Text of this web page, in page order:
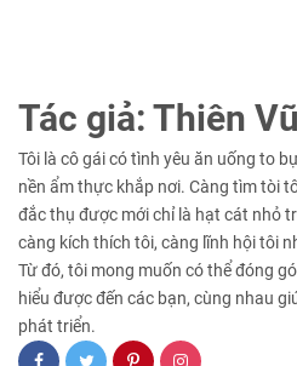
Tác giả: Thiên Vũ
Tôi là cô gái có tình yêu ăn uống to
nền ẩm thực khắp nơi. Càng tìm tòi
đắc thụ được mới chỉ là hạt cát nhỏ
càng kích thích tôi, càng lĩnh hội tôi
Từ đó, tôi mong muốn có thể đóng
hiểu được đến các bạn, cùng nhau
phát triển.